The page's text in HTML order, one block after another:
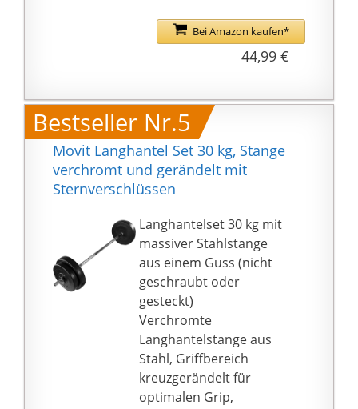
Isolationsübungen.
💪 LIEFERUMFANG: In
diesem Set bekommen
eine Hantelstange und
2 Federverschlüsse.
Langhantel mit bis zu
30kg Gesamtgewicht,
Muskelaufbau sowie
mehr Power und
Fitness!
MULTIFUNKTIONAL
dank einfacher und
Die Kurzhantel-
Griffstangen nehmen
entweder beidseitig
Hantelscheiben auf
oder lassen sich
alternativ an den Enden
des gepolsterten
Langhantel-Mittelstücks
anschrauben und
ergeben so eine
Bei Amazon kaufen*
44,99 €
Bestseller Nr.5
Movit Langhantel Set 30 kg, Stange
verchromt und gerändelt mit
Sternverschlüssen
Langhantelset 30 kg mit
massiver Stahlstange
aus einem Guss (nicht
geschraubt oder
gesteckt)
Verchromte
Langhantelstange aus
Stahl, Griffbereich
kreuzgerändelt für
optimalen Grip,